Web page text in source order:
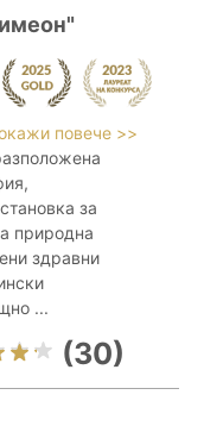
повече >>
за
природна
здравни
...
(30)